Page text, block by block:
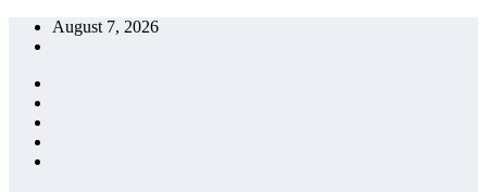
Skip
August 7, 2026